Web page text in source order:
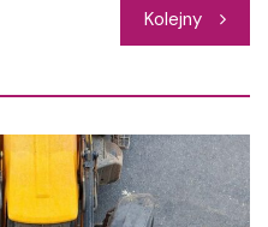
Kolejny